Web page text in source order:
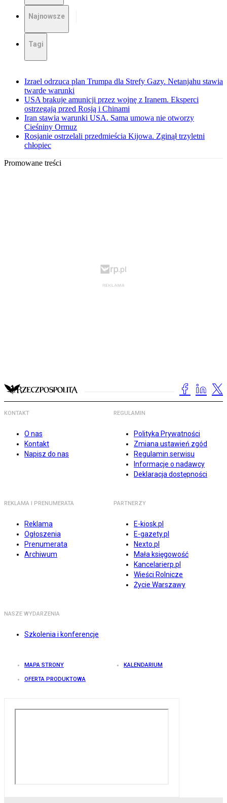
Najnowsze
Tagi
Izrael odrzuca plan Trumpa dla Strefy Gazy. Netanjahu stawia
twarde warunki
USA brakuje amunicji przez wojnę z Iranem. Eksperci
ostrzegają przed Rosją i Chinami
Iran stawia warunki USA. Sama umowa nie otworzy
Cieśniny Ormuz
Rosjanie ostrzelali przedmieścia Kijowa. Zginął trzyletni
chłopiec
Promowane treści
KONTAKT
O nas
Kontakt
Napisz do nas
REGULAMIN
Polityka Prywatności
Zmiana ustawień zgód
Regulamin serwisu
Informacje o nadawcy
Deklaracja dostępności
REKLAMA I PRENUMERATA
Reklama
Ogłoszenia
Prenumerata
Archiwum
PARTNERZY
E-kiosk.pl
E-gazety.pl
Nexto.pl
Mała księgowość
Kancelarierp.pl
Wieści Rolnicze
Życie Warszawy
NASZE WYDARZENIA
Szkolenia i konferencje
MAPA STRONY KALENDARIUM
OFERTA PRODUKTOWA